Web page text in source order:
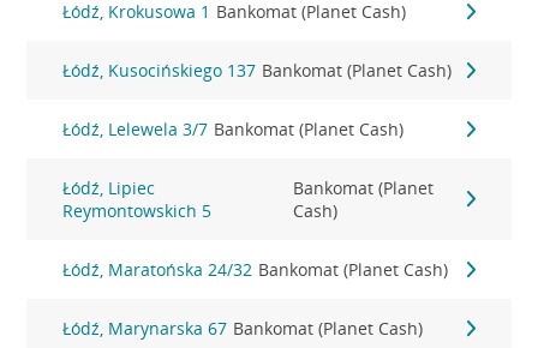
Łódź, Krokusowa 1 Bankomat (Planet Cash)
Łódź, Kusocińskiego 137 Bankomat (Planet Cash)
Łódź, Lelewela 3/7 Bankomat (Planet Cash)
Łódź, Lipiec
Reymontowskich 5
Bankomat (Planet
Cash)
Łódź, Maratońska 24/32 Bankomat (Planet Cash)
Łódź, Marynarska 67 Bankomat (Planet Cash)